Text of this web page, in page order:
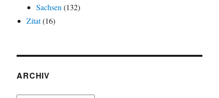
Sachsen (132)
Zitat(16)
ARCHIV